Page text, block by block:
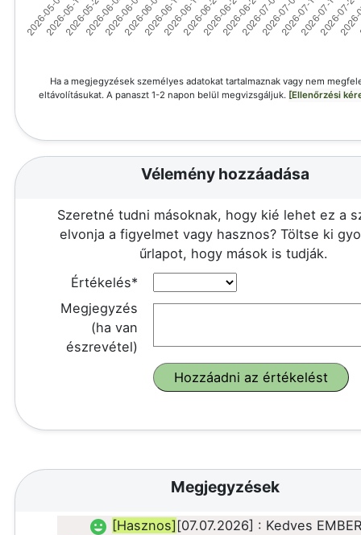
Ha a megjegyzések személyes adatokat tartalmaznak vagy nem
eltávolításukat. A panaszt 1-2 napon belül megvizsgáljuk. [Ellenőrzési
Vélemény hozzáadása
Szeretné tudni másoknak, hogy kié lehet ez a
elvonja a figyelmet vagy hasznos? Töltse ki
űrlapot, hogy mások is tudják.
Értékelés*
Megjegyzés
(ha van
észrevétel)
Megjegyzések
[Hasznos] [07.07.2026] : Kedves